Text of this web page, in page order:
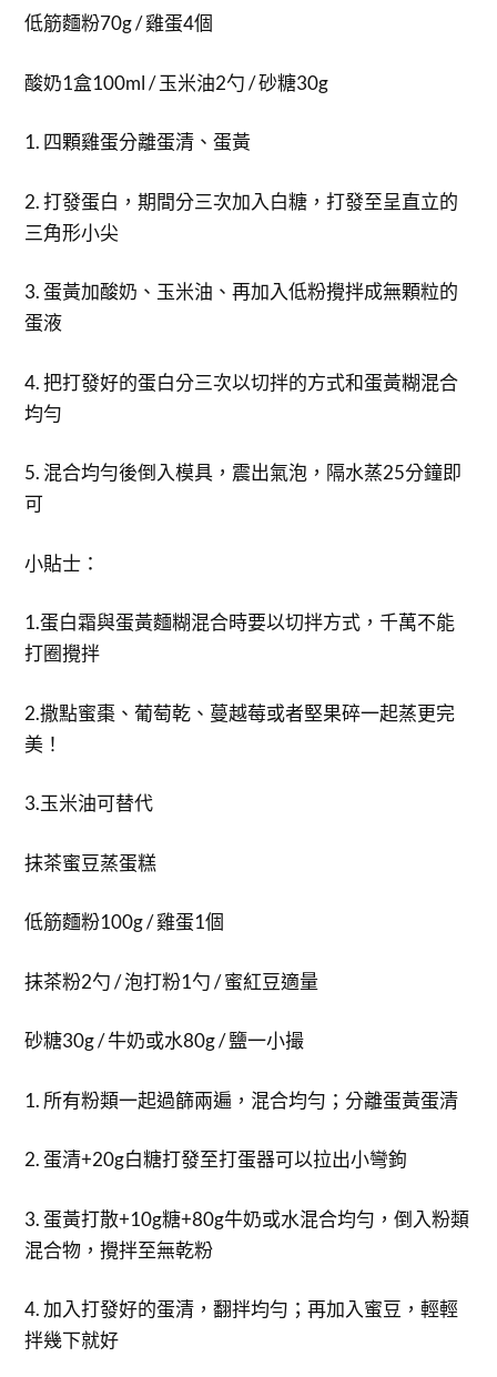
低筋麵粉70g / 雞蛋4個
酸奶1盒100ml / 玉米油2勺 / 砂糖30g
1. 四顆雞蛋分離蛋清、蛋黃
2. 打發蛋白，期間分三次加入白糖，打發至呈直立的
三角形小尖
3. 蛋黃加酸奶、玉米油、再加入低粉攪拌成無顆粒的
蛋液
4. 把打發好的蛋白分三次以切拌的方式和蛋黃糊混合
均勻
5. 混合均勻後倒入模具，震出氣泡，隔水蒸25分鐘即
可
小貼士：
1.蛋白霜與蛋黃麵糊混合時要以切拌方式，千萬不能
打圈攪拌
2.撒點蜜棗、葡萄乾、蔓越莓或者堅果碎一起蒸更完
美！
3.玉米油可替代
抹茶蜜豆蒸蛋糕
低筋麵粉100g / 雞蛋1個
抹茶粉2勺 / 泡打粉1勺 / 蜜紅豆適量
砂糖30g / 牛奶或水80g / 鹽一小撮
1. 所有粉類一起過篩兩遍，混合均勻；分離蛋黃蛋清
2. 蛋清+20g白糖打發至打蛋器可以拉出小彎鉤
3. 蛋黃打散+10g糖+80g牛奶或水混合均勻，倒入粉類
混合物，攪拌至無乾粉
4. 加入打發好的蛋清，翻拌均勻；再加入蜜豆，輕輕
拌幾下就好